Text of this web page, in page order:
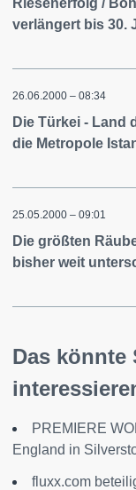
Riesenerfolg /
verlängert bis 30.
26.06.2000 – 08:34
Die Türkei - Land
die Metropole
25.05.2000 – 09:01
Die größten
bisher weit
Das könnte
PREMIERE
England in
fluxx.com